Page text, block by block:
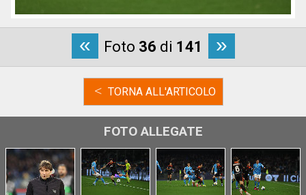
« Foto 36 di 141 »
< TORNA ALL'ARTICOLO
FOTO ALLEGATE